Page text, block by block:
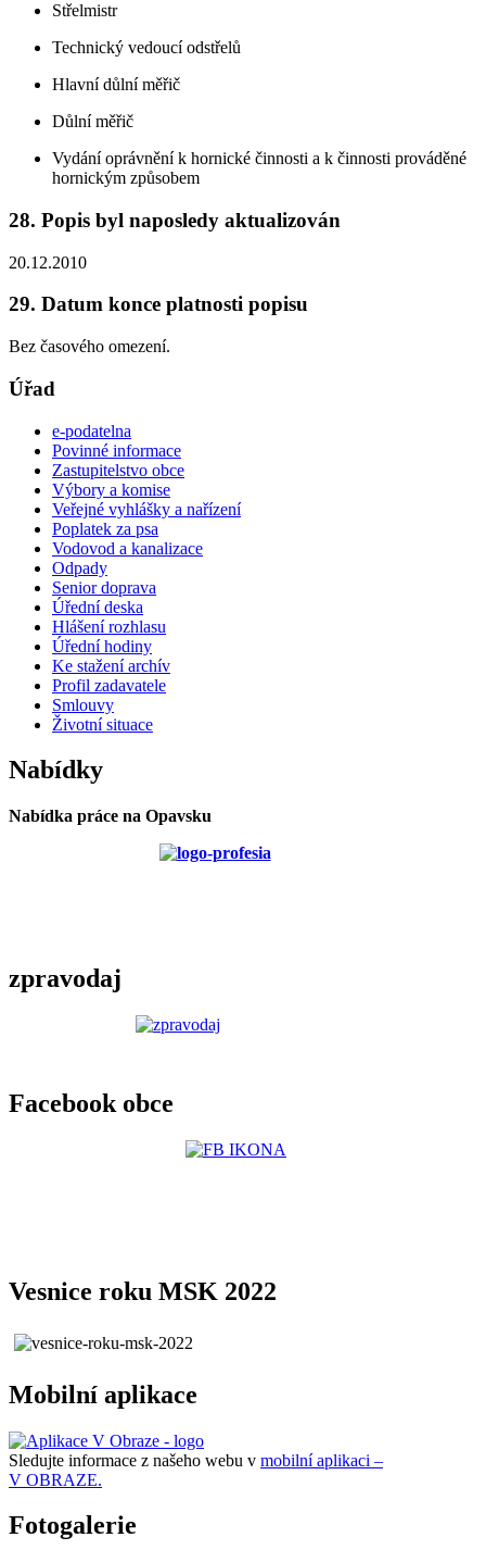
Střelmistr
Technický vedoucí odstřelů
Hlavní důlní měřič
Důlní měřič
Vydání oprávnění k hornické činnosti a k činnosti prováděné
hornickým způsobem
28. Popis byl naposledy aktualizován
20.12.2010
29. Datum konce platnosti popisu
Bez časového omezení.
Úřad
e-podatelna
Povinné informace
Zastupitelstvo obce
Výbory a komise
Veřejné vyhlášky a nařízení
Poplatek za psa
Vodovod a kanalizace
Odpady
Senior doprava
Úřední deska
Hlášení rozhlasu
Úřední hodiny
Ke stažení archív
Profil zadavatele
Smlouvy
Životní situace
Nabídky
Nabídka práce na Opavsku
zpravodaj
Facebook obce
Vesnice roku MSK 2022
Mobilní aplikace
Sledujte informace z našeho webu v mobilní aplikaci –
V OBRAZE.
Fotogalerie